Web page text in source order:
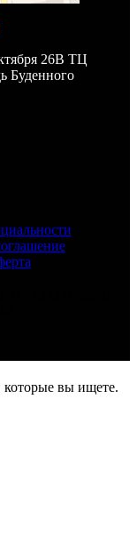
26В ТЦ
Буденного
которые вы ищете.